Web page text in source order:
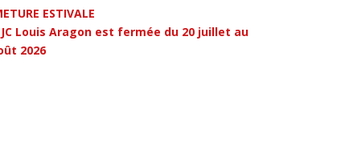
ESTIVALE
Louis Aragon est fermée du 20 juillet au
2026